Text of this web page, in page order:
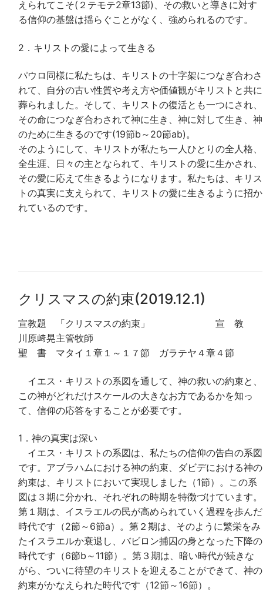
えられてこそ(２テモテ2章13節)、その救いと導きに対す
る信仰の基盤は揺らぐことがなく、強められるのです。
2．キリストの愛によって生きる
パウロ同様に私たちは、キリストの十字架につなぎ合わさ
れて、自分の古い性質や考え方や価値観がキリストと共に
葬られました。そして、キリストの復活とも一つにされ、
その命につなぎ合わされて神に生き、神に対して生き、神
のために生きるのです(19節b～20節ab)。
そのようにして、キリストが私たち一人ひとりの全人格、
全生涯、日々の主となられて、キリストの愛に生かされ、
その愛に応えて生きるようになります。私たちは、キリス
トの真実に支えられて、キリストの愛に生きるように招か
れているのです。
クリスマスの約束(2019.12.1)
宣教題 「クリスマスの約束」 宣 教
川原﨑晃主管牧師
聖 書 マタイ１章１～１７節 ガラテヤ４章４節
イエス・キリストの系図を通して、神の救いの約束と、
この神がどれだけスケールの大きなお方であるかを知っ
て、信仰の応答をすることが必要です。
1．神の真実は深い
イエス・キリストの系図は、私たちの信仰の告白の系図
です。アブラハムにおける神の約束、ダビデにおける神の
約束は、キリストにおいて実現しました（1節）。この系
図は３期に分かれ、それぞれの時期を特徴づけています。
第１期は、イスラエルの民が高められていく過程を歩んだ
時代です（2節～6節a）。第２期は、そのように繁栄をみ
たイスラエルか衰退し、バビロン捕囚の身となった下降の
時代です（6節b～11節）。第３期は、暗い時代が続きな
がら、ついに待望のキリストを迎えることができて、神の
約束がかなえられた時代です（12節～16節）。